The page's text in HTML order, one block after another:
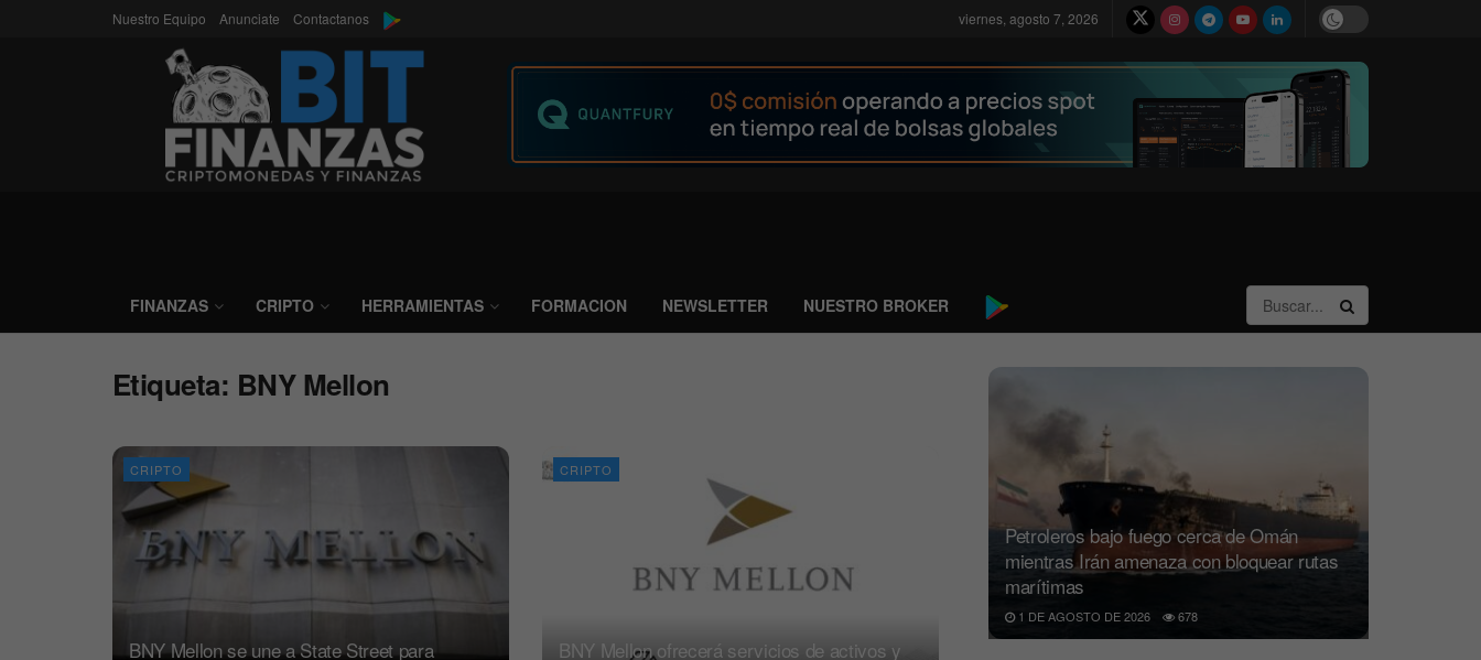
Nuestro Equipo Anunciate Contactanos viernes, agosto 7, 2026
FINANZAS CRIPTO HERRAMIENTAS FORMACION NEWSLETTER NUESTRO BROKER
Etiqueta: BNY Mellon
CRIPTO
BNY Mellon se une a State Street para
CRIPTO
BNY Mellon ofrecerá servicios de activos y
Petroleros bajo fuego cerca de Omán
mientras Irán amenaza con bloquear rutas
marítimas
1 DE AGOSTO DE 2026 678